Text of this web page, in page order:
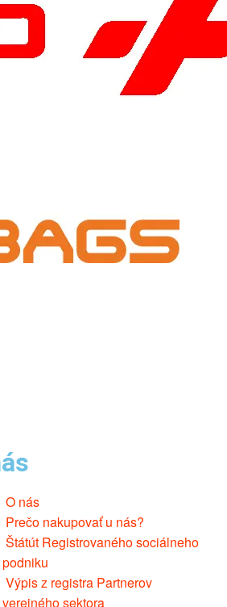
O nás
Prečo nakupovať u nás?
Štátút Registrovaného sociálneho
podniku
Výpis z registra Partnerov
verejného sektora